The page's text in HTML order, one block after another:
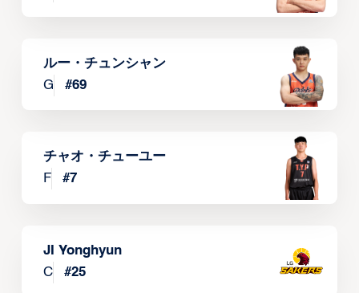
ルー・チュンシャン
G
#69
チャオ・チューユー
F
#7
JI Yonghyun
C
#25